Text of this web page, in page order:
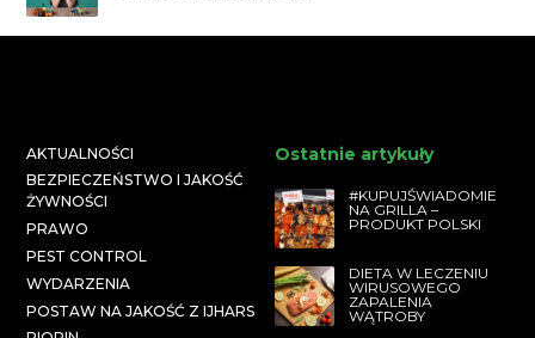
AKTUALNOŚCI
BEZPIECZEŃSTWO I JAKOŚĆ
ŻYWNOŚCI
PRAWO
PEST CONTROL
WYDARZENIA
POSTAW NA JAKOŚĆ Z IJHARS
Ostatnie artykuły
#KUPUJŚWIADOMIE
NA GRILLA –
PRODUKT POLSKI
DIETA W LECZENIU
WIRUSOWEGO
ZAPALENIA
WĄTROBY